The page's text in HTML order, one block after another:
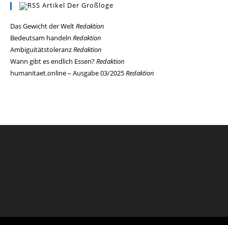
Artikel Der Großloge
Das Gewicht der WeltRedaktion
Bedeutsam handeln Redaktion
AmbiguitätstoleranzRedaktion
Wann gibt es endlich Essen?Redaktion
humanitaet.online – Ausgabe 03/2025Redaktion